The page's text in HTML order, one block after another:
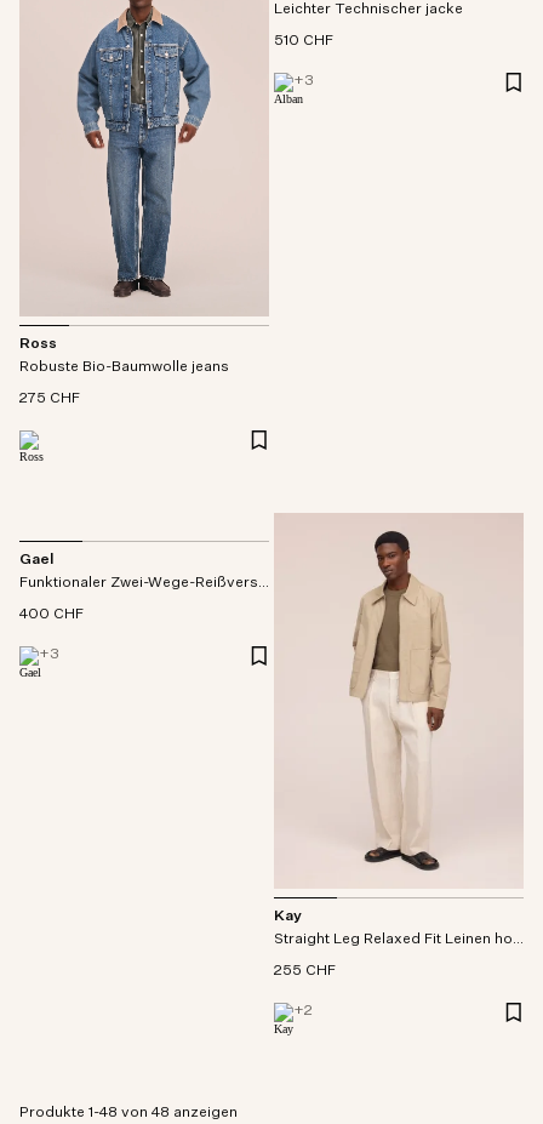
Ross
Robuste Bio-Baumwolle jeans
275 CHF
Leichter Technischer jacke
510 CHF
+3
Gael
Funktionaler Zwei-Wege-Reißverschluss jacke
400 CHF
+3
Kay
Straight Leg Relaxed Fit Leinen hose
255 CHF
+2
Produkte 1-48 von 48 anzeigen